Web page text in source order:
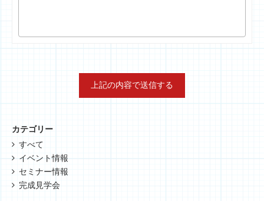
カテゴリー
すべて
イベント情報
セミナー情報
完成見学会